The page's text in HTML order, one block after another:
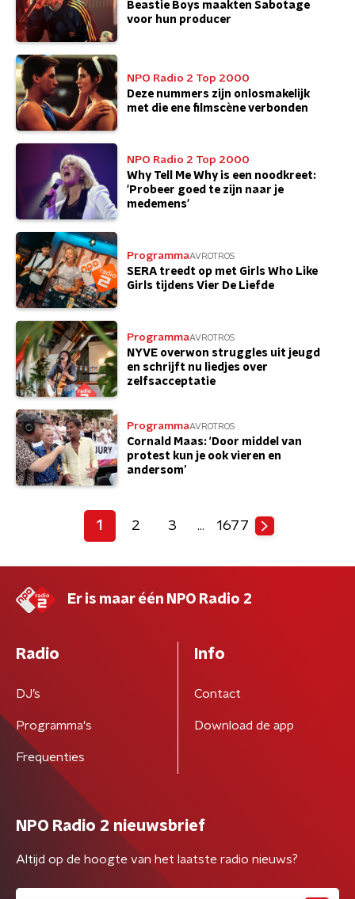
Beastie Boys maakten Sabotage
voor hun producer
NPO Radio 2 Top 2000
Deze nummers zijn onlosmakelijk
met die ene filmscène verbonden
NPO Radio 2 Top 2000
Why Tell Me Why is een noodkreet:
'Probeer goed te zijn naar je
medemens'
ProgrammaAVROTROS
SERA treedt op met Girls Who Like
Girls tijdens Vier De Liefde
ProgrammaAVROTROS
NYVE overwon struggles uit jeugd
en schrijft nu liedjes over
zelfsacceptatie
ProgrammaAVROTROS
Cornald Maas: ‘Door middel van
protest kun je ook vieren en
andersom’
1 2 3 … 1677
Er is maar één NPO Radio 2
Radio
DJ’s
Programma's
Frequenties
Info
Contact
Download de app
NPO Radio 2 nieuwsbrief
Altijd op de hoogte van het laatste radio nieuws?